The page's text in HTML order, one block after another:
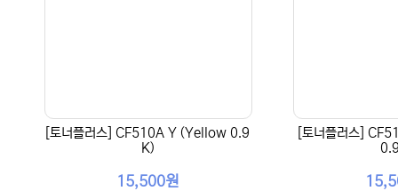
[토너플러스] CF510A Y (Yellow 0.9
K)
15,500원
[토너플러스]